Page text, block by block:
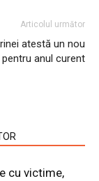
Articolul următor
atestă un nou
anul curent
cu victime,